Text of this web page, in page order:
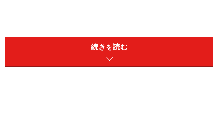
たら？」と言いたくなってしまうかもしれませんが、そ
もそもなぜ、“ビッグマウス”に行動が伴わない男性の矛
盾は、あちこちで見られるのでしょう？ 今回は、ユング
続きを読む